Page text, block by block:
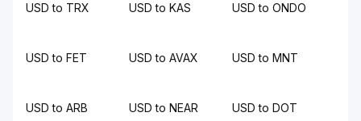
USD to TRX USD to KAS USD to ONDO
USD to FET USD to AVAX USD to MNT
USD to ARB USD to NEAR USD to DOT